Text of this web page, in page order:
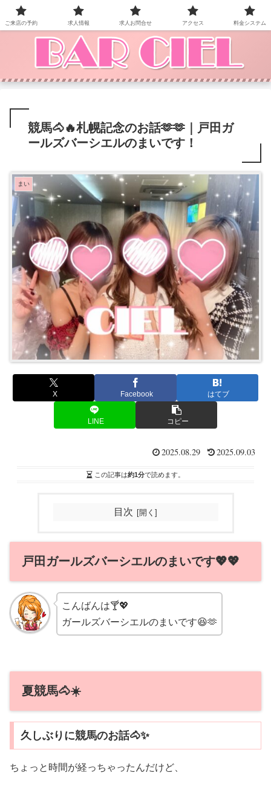
BAR CIEL！ご来店お待ちしています。
競馬🐴🔥札幌記念のお話🫶🫶｜戸田ガ
ールズバーシエルのまいです！
まい
X Facebook はてブ
LINE コピー
2025.08.29 2025.09.03
この記事は約1分で読めます。
目次
戸田ガールズバーシエルのまいです💖💖
こんばんは🍸💖
ガールズバーシエルのまいです😆🫶
夏競馬🐴☀️
久しぶりに競馬のお話🐴✨
ちょっと時間が経っちゃったんだけど、
ご来店の予約 求人情報 求人お問合せ アクセス 料金システム